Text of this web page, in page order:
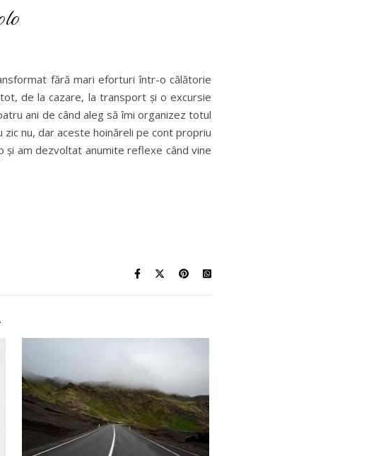
fără mari eforturi într-o călătorie
de la cazare, la transport și o excursie
ani de când aleg să îmi organizez totul
nu, dar aceste hoinăreli pe cont propriu
am dezvoltat anumite reflexe când vine